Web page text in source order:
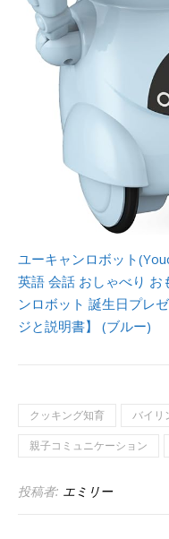
ユーキャンロボット
英語 会話 おしゃべり お
ンロボット 誕生日プレ
ジと説明書】 (ブルー)
クッキング知育 バイリ
親子コミュニケーション
投稿者: エミリー